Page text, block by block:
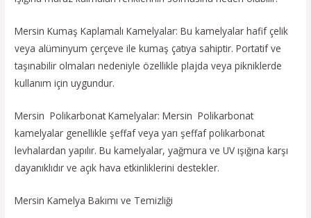
Mersin Kumaş Kaplamalı Kamelyalar: Bu kamelyalar hafif çelik
veya alüminyum çerçeve ile kumaş çatıya sahiptir. Portatif ve
taşınabilir olmaları nedeniyle özellikle plajda veya pikniklerde
kullanım için uygundur.
Mersin Polikarbonat Kamelyalar: Mersin Polikarbonat
kamelyalar genellikle şeffaf veya yarı şeffaf polikarbonat
levhalardan yapılır. Bu kamelyalar, yağmura ve UV ışığına karşı
dayanıklıdır ve açık hava etkinliklerini destekler.
Mersin Kamelya Bakımı ve Temizliği